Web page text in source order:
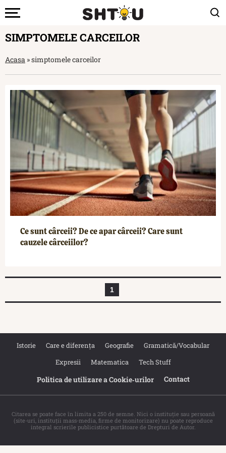
SIMPTOMELE CARCEILOR
Acasa »simptomele carceilor
Ce sunt cârceii? De ce apar cârceii? Care sunt
cauzele cârceiilor?
1
Istorie Care e diferența Geografie
Gramatică/Vocabular
Expresii
Matematica Tech Stuff
Politica de utilizare a Cookie‐urilor Contact
Citarea se poate face în limita a 250 de semne. Nici o instituţie sau persoană
(site-uri, instituţii mass-media, firme de monitorizare) nu poate reproduce
integral scrierile publicistice purtătoare de Drepturi de Autor.